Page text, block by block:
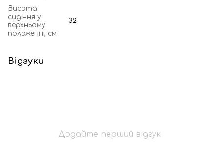
Висота
сидіння у
верхньому
положенні, см
32
Відгуки
Додайте перший відгук